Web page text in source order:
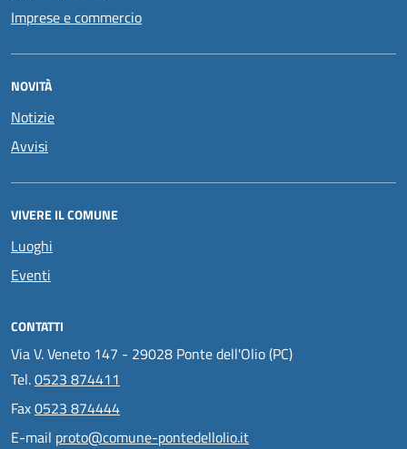
Imprese e commercio
NOVITÀ
Notizie
Avvisi
VIVERE IL COMUNE
Luoghi
Eventi
CONTATTI
Via V. Veneto 147 - 29028 Ponte dell'Olio (PC)
Tel.0523 874411
Fax0523 874444
E-mail proto@comune-pontedellolio.it